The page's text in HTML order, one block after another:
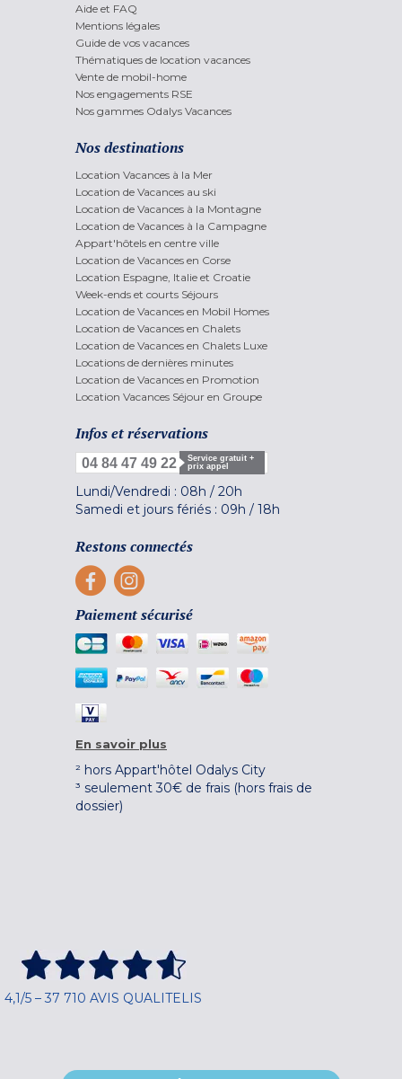
Aide et FAQ
Mentions légales
Guide de vos vacances
Thématiques de location vacances
Vente de mobil-home
Nos engagements RSE
Nos gammes Odalys Vacances
Nos destinations
Location Vacances à la Mer
Location de Vacances au ski
Location de Vacances à la Montagne
Location de Vacances à la Campagne
Appart'hôtels en centre ville
Location de Vacances en Corse
Location Espagne, Italie et Croatie
Week-ends et courts Séjours
Location de Vacances en Mobil Homes
Location de Vacances en Chalets
Location de Vacances en Chalets Luxe
Locations de dernières minutes
Location de Vacances en Promotion
Location Vacances Séjour en Groupe
Infos et réservations
04 84 47 49 22
Service gratuit +
prix appel
Lundi/Vendredi : 08h / 20h
Samedi et jours fériés : 09h / 18h
Restons connectés
Paiement sécurisé
En savoir plus
² hors Appart'hôtel Odalys City
³ seulement 30€ de frais (hors frais de
dossier)
4,1/5 – 37 710 AVIS QUALITELIS